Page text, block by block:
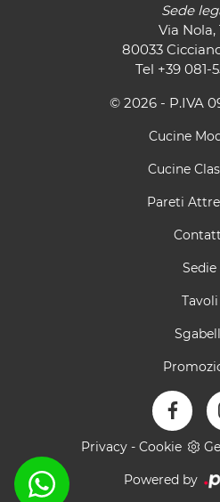
Sede
Via Nola,
80033
Tel +39 081-
© 2026 - P.IVA
Cucine
Cucine
Pareti
Sedie
Tavoli
Privacy - Cookie
Powered by